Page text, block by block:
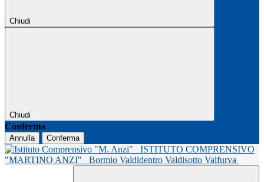
Chiudi
Chiudi
Conferma
Annulla Conferma
ISTITUTO COMPRENSIVO
"MARTINO ANZI"
Bormio Valdidentro Valdisotto Valfurva